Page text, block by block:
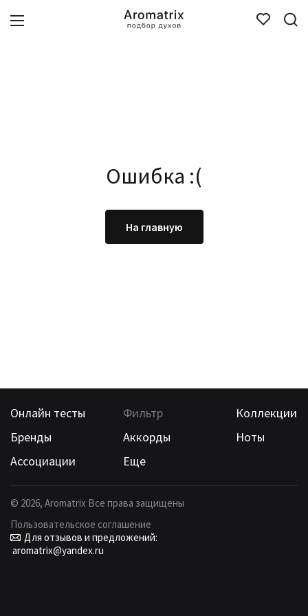
Ошибка :(
На главную
Онлайн тесты Фильтр
Коллекции
Бренды
Аккорды
Ноты
Ассоциации
Еще
© 2026, Aromatrix Все права защищены
Пользовательское соглашение
Для отзывов и предложений:
aromatrix@yandex.ru